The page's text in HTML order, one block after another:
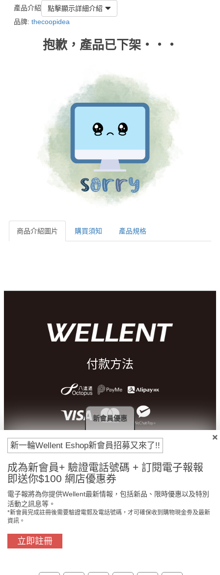
產品介紹
點擊顯示詳細介紹
品牌: thecoopidea
抱歉，產品已下架‧‧‧
商品介紹圖片 購買須知 產品規格
付款方法
門市免費自取
關於我們
新一輪Wellent Eshop新會員招募又來了!!
成為新會員+ 驗證電話號碼 + 訂閱電子報報
即送你$100 網店優惠券
電子報將為你提供Wellent最新情報，包括新品、限時優惠以及特別
活動之訊息等。
*新會員完成註冊後需要驗證電郵及電話號碼，才可確保收到購物現金劵及最新
資訊。
立即註冊
新會員優惠